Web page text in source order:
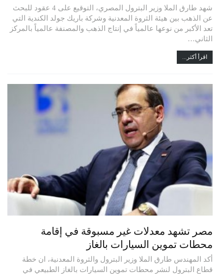
شهد طارق الملا وزير البترول المصري، التوقيع على 4 عقود للبحث
عن الذهب بين هيئة الثروة المعدنية وشركة باريك جولد الكندية التي
تعد الأكبر من نوعها عالمياً في إنتاج الذهب والمصنفة عالمياً بالمركز
الثاني…
اقرأ أكثر...
مصر تشهد معدلات غير مسبوقة في إقامة
محطات تموين السيارات بالغاز
أكد المهندس طارق الملا وزير البترول والثروة المعدنية، ان خطة
قطاع البترول لنشر محطات تموين السيارات بالغاز الطبيعي في